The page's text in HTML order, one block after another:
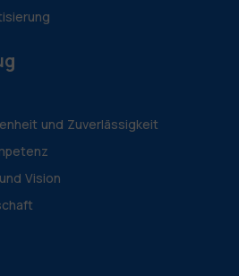
und Zuverlässigkeit
Vision